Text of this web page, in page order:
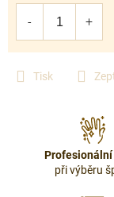
Tisk
Profesionální
při výběru